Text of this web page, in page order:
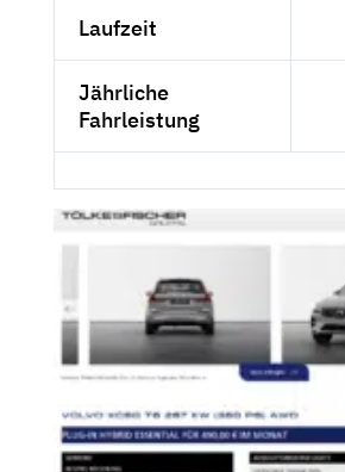
Laufzeit
Jährliche
Fahrleistung